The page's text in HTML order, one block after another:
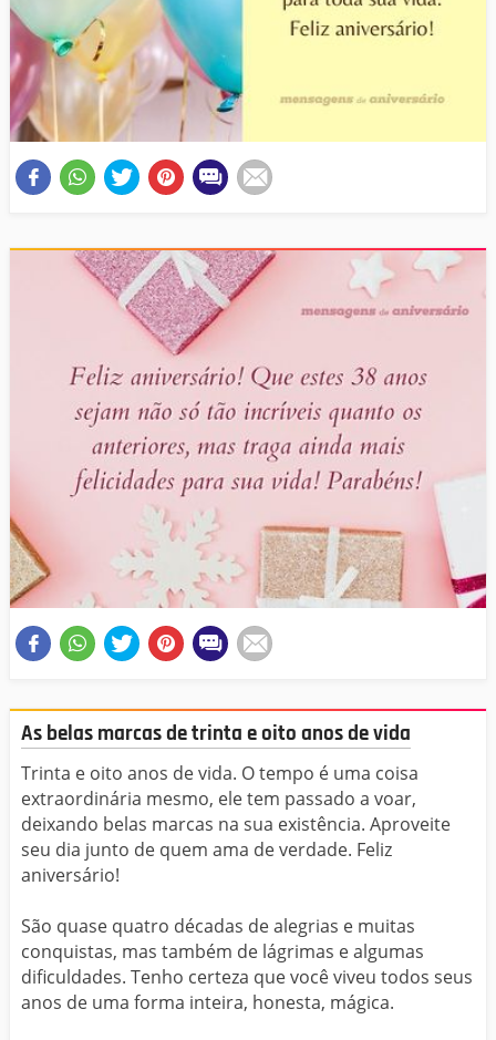
As belas marcas de trinta e oito anos de vida
Trinta e oito anos de vida. O tempo é uma coisa
extraordinária mesmo, ele tem passado a voar,
deixando belas marcas na sua existência. Aproveite
seu dia junto de quem ama de verdade. Feliz
aniversário!
São quase quatro décadas de alegrias e muitas
conquistas, mas também de lágrimas e algumas
dificuldades. Tenho certeza que você viveu todos seus
anos de uma forma inteira, honesta, mágica.